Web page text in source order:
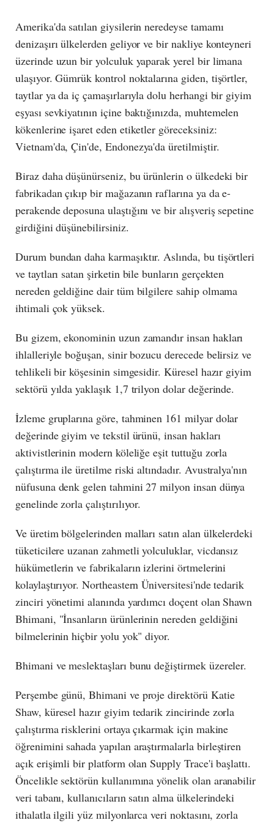
Amerika'da satılan giysilerin neredeyse tamamı
denizaşırı ülkelerden geliyor ve bir nakliye konteyneri
üzerinde uzun bir yolculuk yaparak yerel bir limana
ulaşıyor. Gümrük kontrol noktalarına giden, tişörtler,
taytlar ya da iç çamaşırlarıyla dolu herhangi bir giyim
eşyası sevkiyatının içine baktığınızda, muhtemelen
kökenlerine işaret eden etiketler göreceksiniz:
Vietnam'da, Çin'de, Endonezya'da üretilmiştir.
Biraz daha düşünürseniz, bu ürünlerin o ülkedeki bir
fabrikadan çıkıp bir mağazanın raflarına ya da e-
perakende deposuna ulaştığını ve bir alışveriş sepetine
girdiğini düşünebilirsiniz.
Durum bundan daha karmaşıktır. Aslında, bu tişörtleri
ve taytları satan şirketin bile bunların gerçekten
nereden geldiğine dair tüm bilgilere sahip olmama
ihtimali çok yüksek.
Bu gizem, ekonominin uzun zamandır insan hakları
ihlalleriyle boğuşan, sinir bozucu derecede belirsiz ve
tehlikeli bir köşesinin simgesidir. Küresel hazır giyim
sektörü yılda yaklaşık 1,7 trilyon dolar değerinde.
İzleme gruplarına göre, tahminen 161 milyar dolar
değerinde giyim ve tekstil ürünü, insan hakları
aktivistlerinin modern köleliğe eşit tuttuğu zorla
çalıştırma ile üretilme riski altındadır. Avustralya'nın
nüfusuna denk gelen tahmini 27 milyon insan dünya
genelinde zorla çalıştırılıyor.
Ve üretim bölgelerinden malları satın alan ülkelerdeki
tüketicilere uzanan zahmetli yolculuklar, vicdansız
hükümetlerin ve fabrikaların izlerini örtmelerini
kolaylaştırıyor. Northeastern Üniversitesi'nde tedarik
zinciri yönetimi alanında yardımcı doçent olan Shawn
Bhimani, "İnsanların ürünlerinin nereden geldiğini
bilmelerinin hiçbir yolu yok" diyor.
Bhimani ve meslektaşları bunu değiştirmek üzereler.
Perşembe günü, Bhimani ve proje direktörü Katie
Shaw, küresel hazır giyim tedarik zincirinde zorla
çalıştırma risklerini ortaya çıkarmak için makine
öğrenimini sahada yapılan araştırmalarla birleştiren
açık erişimli bir platform olan Supply Trace'i başlattı.
Öncelikle sektörün kullanımına yönelik olan aranabilir
veri tabanı, kullanıcıların satın alma ülkelerindeki
ithalatla ilgili yüz milyonlarca veri noktasını, zorla